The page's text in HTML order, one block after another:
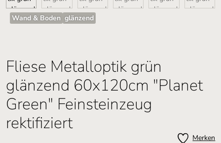
Wand & Boden glänzend
Fliese Metalloptik grün
glänzend 60x120cm "Planet
Green" Feinsteinzeug
rektifiziert
Merken